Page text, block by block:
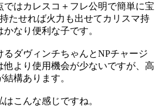
はカレスコ＋フレ公明で簡単に宝
たせれば火力も出せてカリスマ持
なり便利な子です。
ダヴィンチちゃんとNPチャージ
他より使用機会が少ないですが、高
構あります。
こんな感じですね。